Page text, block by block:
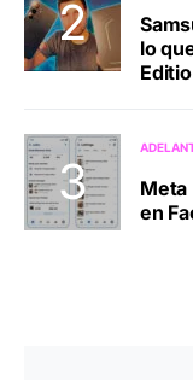
lo
Meta
en